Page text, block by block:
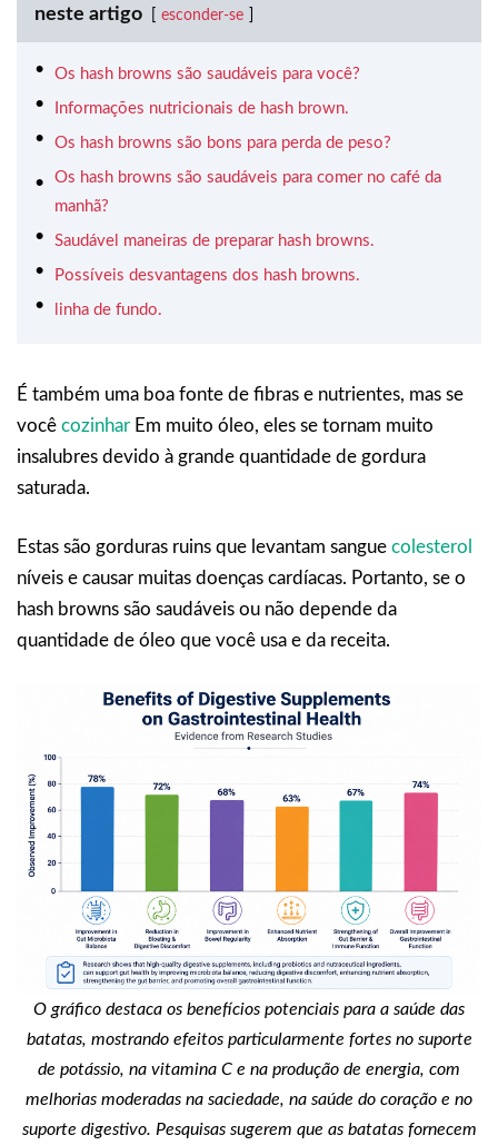
neste artigo esconder-se
Os hash browns são saudáveis para você?
Informações nutricionais de hash brown.
Os hash browns são bons para perda de peso?
Os hash browns são saudáveis para comer no café da
manhã?
Saudável‍‌‍‍‌ maneiras de preparar hash browns.
Possíveis desvantagens dos hash browns.
linha de fundo.
É também uma boa fonte de fibras e nutrientes, mas se
você cozinhar Em muito óleo, eles se tornam muito
insalubres devido à grande quantidade de gordura
saturada.
Estas são gorduras ruins que levantam sangue colesterol
níveis e causar muitas doenças cardíacas. Portanto, se o
hash browns são saudáveis ou não depende da
quantidade de óleo que você usa e da receita.
O gráfico destaca os benefícios potenciais para a saúde das
batatas, mostrando efeitos particularmente fortes no suporte
de potássio, na vitamina C e na produção de energia, com
melhorias moderadas na saciedade, na saúde do coração e no
suporte digestivo. Pesquisas sugerem que as batatas fornecem